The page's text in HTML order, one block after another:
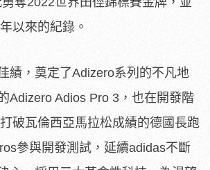
以來的紀錄。
績，奠定了Adizero系列的不凡地
Adizero Adios Pro 3，也在開發階
破瓦倫西亞馬拉松成績的德國長跑
參與開發測試，延續adidas不斷